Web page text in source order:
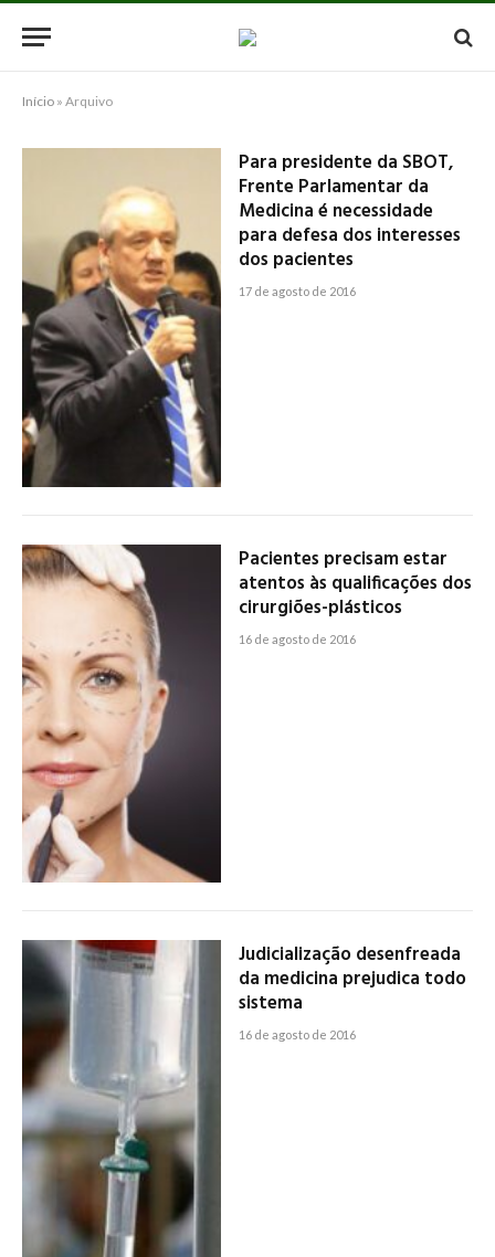
Início » Arquivo
Para presidente da SBOT,
Frente Parlamentar da
Medicina é necessidade
para defesa dos interesses
dos pacientes
17 de agosto de 2016
Pacientes precisam estar
atentos às qualificações dos
cirurgiões-plásticos
16 de agosto de 2016
Judicialização desenfreada
da medicina prejudica todo
sistema
16 de agosto de 2016